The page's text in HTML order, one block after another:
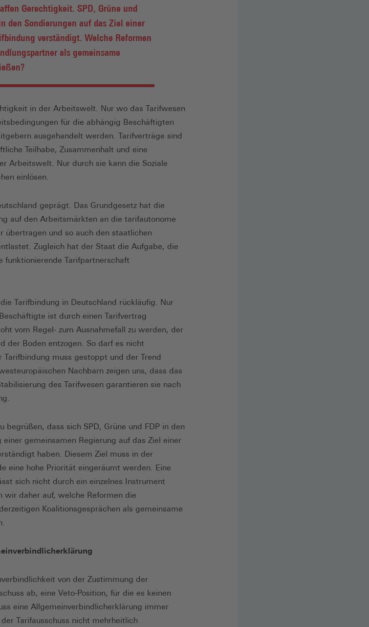
Gerechtigkeit. SPD, Grüne und
den Sondierungen auf das Ziel einer
verständigt. Welche Reformen
als gemeinsame
in der Arbeitswelt. Nur wo das Tarifwesen
für die abhängig Beschäftigten
ausgehandelt werden. Tarifverträge sind
Teilhabe, Zusammenhalt und eine
Arbeitswelt. Nur durch sie kann die Soziale
einlösen.
geprägt. Das Grundgesetz hat die
auf den Arbeitsmärkten an die tarifautonome
übertragen und so auch den staatlichen
Zugleich hat der Staat die Aufgabe, die
funktionierende Tarifpartnerschaft
Tarifbindung in Deutschland rückläufig. Nur
ist durch einen Tarifvertrag
vom Regel- zum Ausnahmefall zu werden, der
der Boden entzogen. So darf es nicht
muss gestoppt und der Trend
Nachbarn zeigen uns, dass das
des Tarifwesen garantieren sie nach
begrüßen, dass sich SPD, Grüne und FDP in den
gemeinsamen Regierung auf das Ziel einer
haben. Diesem Ziel muss in der
eine hohe Priorität eingeräumt werden. Eine
sich nicht durch ein einzelnes Instrument
wir daher auf, welche Reformen die
Koalitionsgesprächen als gemeinsame
von der Zustimmung der
ab, eine Veto-Position, für die es keinen
eine Allgemeinverbindlicherklärung immer
Tarifausschuss nicht mehrheitlich